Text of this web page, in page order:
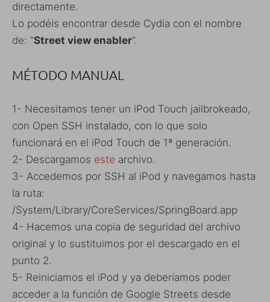
directamente.
Lo podéis encontrar desde Cydia con el nombre
de: “Street view enabler”.
MÉTODO MANUAL
1- Necesitamos tener un iPod Touch jailbrokeado,
con Open SSH instalado, con lo que solo
funcionará en el iPod Touch de 1ª generación.
2- Descargamos este archivo.
3- Accedemos por SSH al iPod y navegamos hasta
la ruta:
/System/Library/CoreServices/SpringBoard.app
4- Hacemos una copia de seguridad del archivo
original y lo sustituimos por el descargado en el
punto 2.
5- Reiniciamos el iPod y ya deberíamos poder
acceder a la función de Google Streets desde